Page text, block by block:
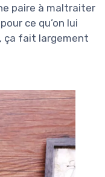
paire à maltraiter
ce qu’on lui
ça fait largement